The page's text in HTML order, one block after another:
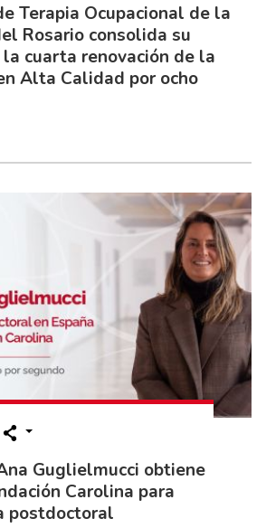
Terapia Ocupacional de la
Rosario consolida su
cuarta renovación de la
Alta Calidad por ocho
Guglielmucci obtiene
Carolina para
postdoctoral